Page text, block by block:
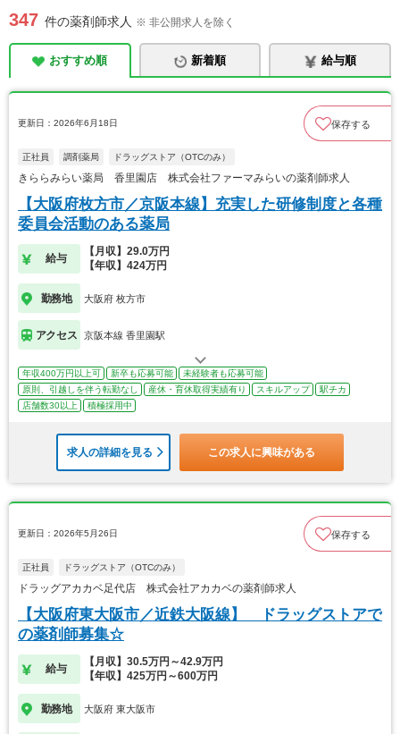
347 件の薬剤師求人 ※ 非公開求人を除く
おすすめ順 新着順 給与順
更新日：2026年6月18日 保存する
正社員 調剤薬局 ドラッグストア（OTCのみ）
きららみらい薬局 香里園店 株式会社ファーマみらいの薬剤師求人
【大阪府枚方市／京阪本線】充実した研修制度と各種
委員会活動のある薬局
給与
【月収】29.0万円
【年収】424万円
勤務地 大阪府 枚方市
アクセス 京阪本線 香里園駅
年収400万円以上可 新卒も応募可能
未経験者も応募可能
原則、引越しを伴う転勤なし
産休・育休取得実績有り スキルアップ
駅チカ
店舗数30以上
積極採用中
求人の詳細を見る この求人に興味がある
更新日：2026年5月26日 保存する
正社員 ドラッグストア（OTCのみ）
ドラッグアカカベ足代店 株式会社アカカベの薬剤師求人
【大阪府東大阪市／近鉄大阪線】 ドラッグストアで
の薬剤師募集☆
給与
【月収】30.5万円～42.9万円
【年収】425万円～600万円
勤務地 大阪府 東大阪市